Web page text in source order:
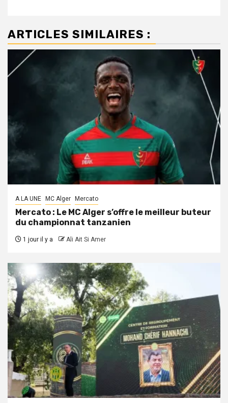
ARTICLES SIMILAIRES :
A LA UNE MC Alger Mercato
Mercato : Le MC Alger s’offre le meilleur buteur
du championnat tanzanien
1 jour il y a Ali Ait Si Amer